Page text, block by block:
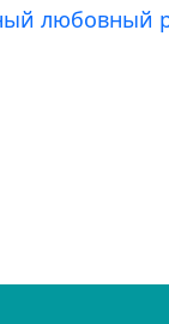
любовный